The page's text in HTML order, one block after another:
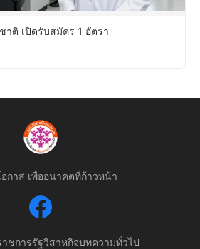
าติ เปิดรับสมัคร 1 อัตรา
กาส เพื่ออนาคตที่ก้าวหน้า
าชการรัฐวิสาหกิจบทความทั่วไป